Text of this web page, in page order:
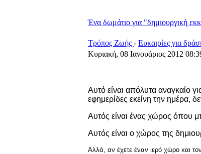
Ένα δωμάτιο για "δημιουργική
Τρόπος Ζωής - Ευκαιρίες για
Κυριακή, 08 Ιανουάριος 2012
Αυτό είναι απόλυτα αναγκαίο
εφημερίδες εκείνη την ημέρα,
Αυτός είναι ένας χώρος όπου
Αυτός είναι ο χώρος της
Αλλά, αν έχετε έναν ιερό χώρο και